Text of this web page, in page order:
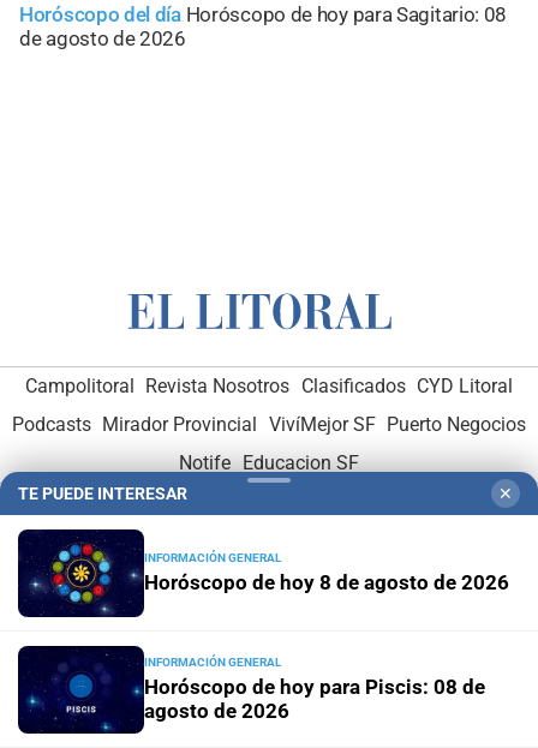
Horóscopo del día Horóscopo de hoy para Sagitario: 08
de agosto de 2026
Campolitoral Revista Nosotros Clasificados CYD Litoral
Podcasts Mirador Provincial VivíMejor SF Puerto Negocios
Notife
Educacion SF
Hemeroteca Digital (1930-1979)
Administración y Publicidad-Elementos institucionales
Opcionales con El Litoral
TE PUEDE INTERESAR ✕
INFORMACIÓN GENERAL
Horóscopo de hoy 8 de agosto de 2026
INFORMACIÓN GENERAL
Horóscopo de hoy para Piscis: 08 de
agosto de 2026